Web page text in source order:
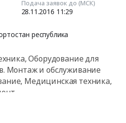
Подача заявок до (МСК)
28.11.2016 11:29
республика
Оборудование для
Монтаж и обслуживание
Медицинская техника,